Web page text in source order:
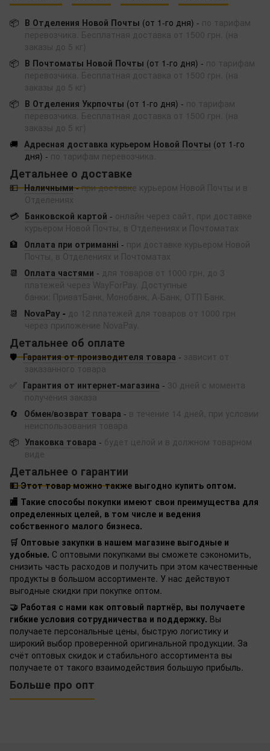
📦 В Отделения Новой Почты (от 1-го дня) - по тарифам
перевозчика. Бесплатная доставка от 1500 грн. (на
заказы до 5 кг)
📦 В Почтоматы Новой Почты (от 1-го дня) - по тарифам
перевозчика. Бесплатная доставка от 1500 грн. (на
заказы до 5 кг)
📦 В Отделения Укрпочты (от 1-го дня) - по тарифам
перевозчика. Бесплатная доставка от 1500 грн. (на
заказы до 5 кг)
🚚 Адресная доставка курьером Новой Почты (от 1-го
дня) - по тарифам перевозчика.
Детальнее о доставке
💵 Наличными-при доставке курьером Новой Почты и в
Отделениях
💳 Банковской картой - онлайн через сайт, при доставке
курьером Новой Почты, в Отделениях и Почтоматах
🏦
Оплата при отриманні - при доставке курьером Новой
Почты, в Отделениях и Почтоматах
📆
Оплата частями - для товаров от 1000 грн, до 3
платежей через WayForPay. Доступные
банки: ПриватБанк, Монобанк, А-Банк, ОТП Банк.
📆
NovaPay - до 12 платежей для товаров от 1000 грн
через приложение NovaPay.
Детальнее об оплате
🛡️ Гарантия от производителя товара - зависит от
заказанного товара
✅ Гарантия от интернет-магазина - 30 дней с момента
получения заказа
🔄
Обмен/возврат товара - в течение 14 дней, при условии
неиспользования товара
📦 Упаковка товара - будет целой и в должном товарном
виде
Детальнее о гарантии
💵 Этот товар можно также выгодно купить оптом.
🏬 Такие способы покупки имеют свои преимущества для
определенных целей, в том числе и ведения
собственного малого бизнеса.
🛒 Оптовые закупки в нашем магазине выгодные и
удобные. С оптовыми покупками вы сможете сэкономить,
снизить часть расходов и получить при этом качественные
продукты в большом ассортименте. У нас действуют
выгодные скидки при покупке оптом.
🤝 Работая с нами как оптовый партнёр, вы получаете
гибкие условия сотрудничества и поддержку. Вы
получаете персональные цены, быструю логистику и
широкий выбор проверенной оригинальной продукции. За
счёт оптовых скидок и стабильного ассортимента вы
получаете от такого взаимодействия большую прибыль.
Больше про опт